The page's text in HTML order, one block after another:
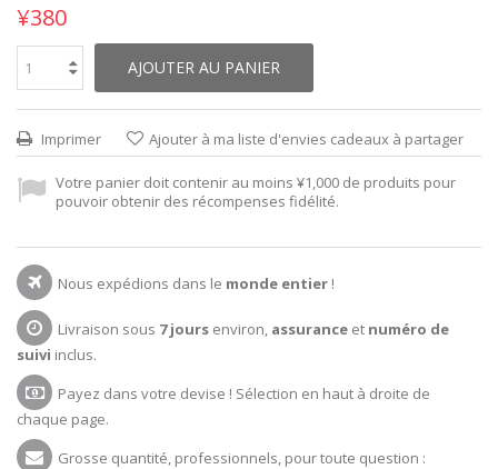
¥380
AJOUTER AU PANIER
Imprimer Ajouter à ma liste d'envies cadeaux à partager
Votre panier doit contenir au moins ¥1,000 de produits pour
pouvoir obtenir des récompenses fidélité.
Nous expédions dans le monde entier !
Livraison sous 7 jours environ, assurance et numéro de
suivi inclus.
Payez dans votre devise ! Sélection en haut à droite de
chaque page.
Grosse quantité, professionnels, pour toute question :